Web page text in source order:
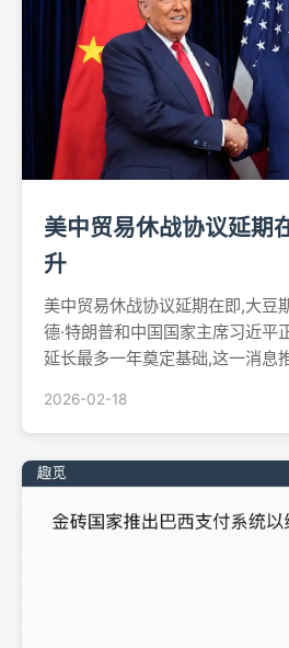
美中贸易休战协议延期
升
美中贸易休战协议延期在即,大豆
德·特朗普和中国国家主席习近平
延长最多一年奠定基础,这一消息
2月4日举行了近两小时的电话会
举行的高层峰会铺平道路,预计双
2026-02-18